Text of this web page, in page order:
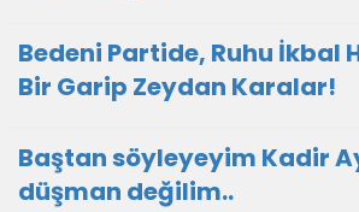
Bedeni Partide, Ruhu İkbal
Bir Garip Zeydan Karalar!
Baştan söyleyeyim Kadir
düşman değilim..